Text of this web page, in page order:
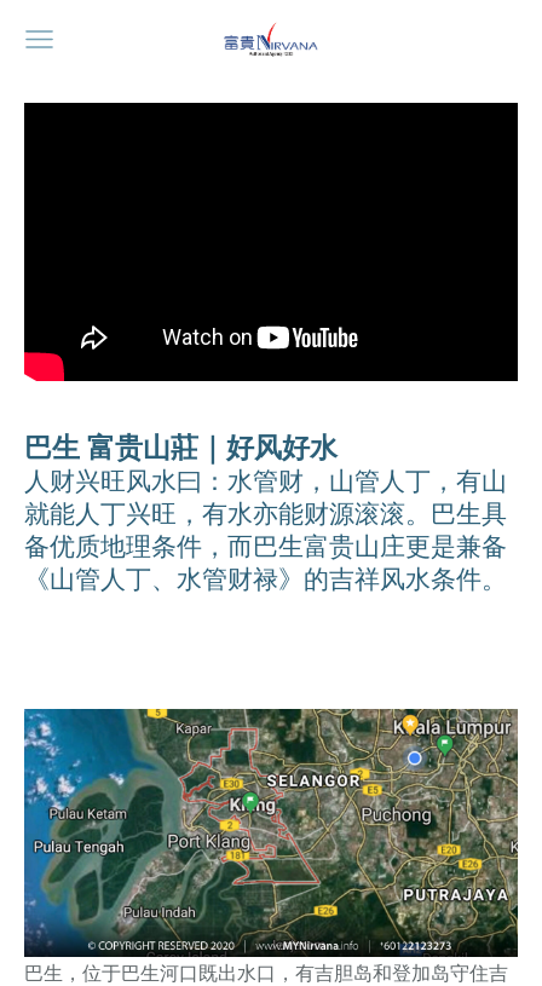
巴生 富贵山莊｜好风好水
人财兴旺风水曰：水管财，山管人丁，有山
就能人丁兴旺，有水亦能财源滚滚。 巴生具
备优质地理条件，而巴生富贵山庄更是兼备
《山管人丁、水管财禄》的吉祥风水条件。
巴生，位于巴生河口既出水口，有吉胆岛和登加岛守住吉